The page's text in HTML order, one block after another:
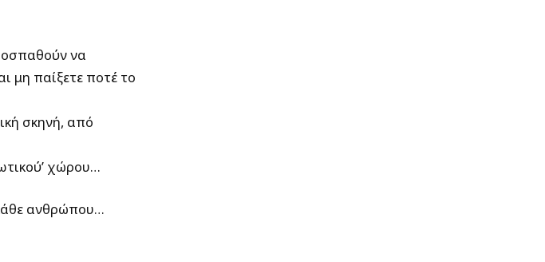
να
μη παίξετε ποτέ το
σκηνή, από
χώρου…
ανθρώπου…